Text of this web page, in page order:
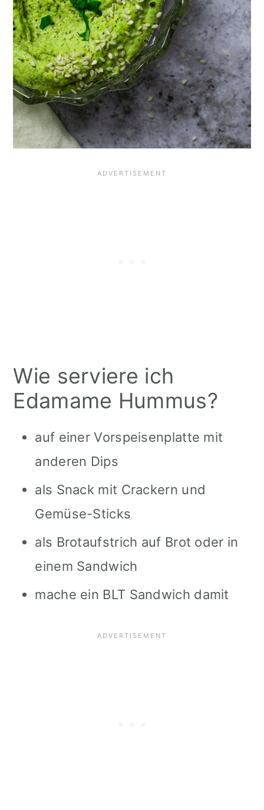
Wie serviere ich
Edamame Hummus?
auf einer Vorspeisenplatte mit
anderen Dips
als Snack mit Crackern und
Gemüse-Sticks
als Brotaufstrich auf Brot oder in
einem Sandwich
mache ein BLT Sandwich damit